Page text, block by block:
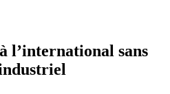
l’international sans